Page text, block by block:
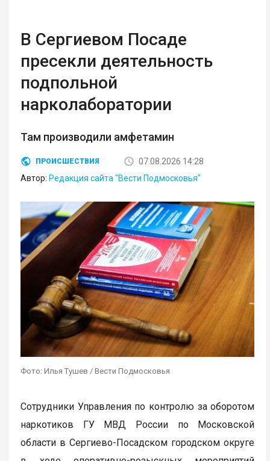
В Сергиевом Посаде
пресекли деятельность
подпольной
нарколаборатории
Там производили амфетамин
ПРОИСШЕСТВИЯ
07.08.2026 14:28
Автор: Редакция сайта "Вести Подмосковья"
Фото: Илья Тушев / Вести Подмосковья
Сотрудники Управления по контролю за оборотом
наркотиков ГУ МВД России по Московской
области в Сергиево-Посадском городском округе